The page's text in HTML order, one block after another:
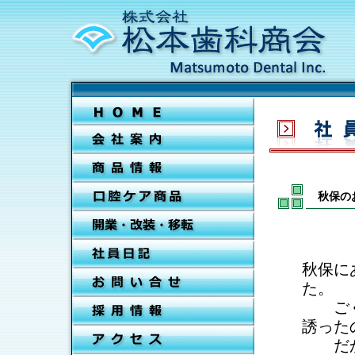
秋保の
秋保に
た。
ごく
誘った
だか